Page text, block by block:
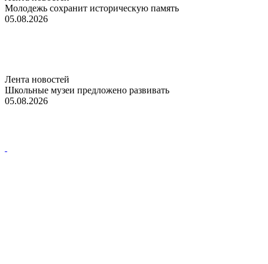
Молодежь сохранит историческую память
05.08.2026
Лента новостей
Школьные музеи предложено развивать
05.08.2026